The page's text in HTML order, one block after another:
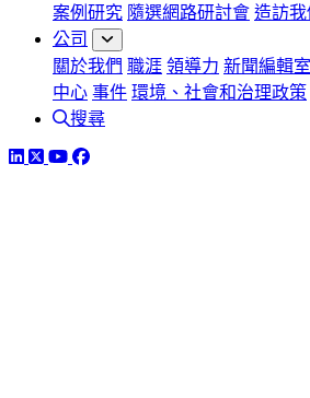
案例研究 隨選網路研討會 造訪我
公司
關於我們 職涯 領導力 新聞編輯室
中心 事件 環境、社會和治理政策
搜尋
LinkedIn
TwitterYouTube
Facebook